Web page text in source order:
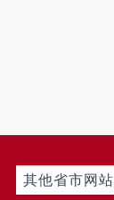
其他省市网站